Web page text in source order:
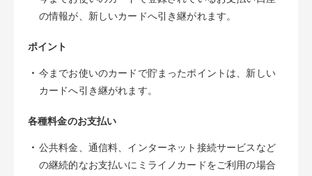
の情報が、新しいカードへ引き継がれます。
ポイント
・ 今までお使いのカードで貯まったポイントは、新しい
カードへ引き継がれます。
各種料金のお支払い
・ 公共料金、通信料、インターネット接続サービスなど
の継続的なお支払いにミライノカードをご利用の場合